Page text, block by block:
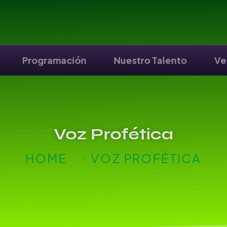
Programación Nuestro Talento
Voz Profética
HOME VOZ PROFÉTICA